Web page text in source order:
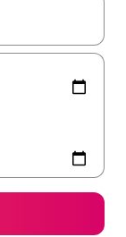
je een keuze